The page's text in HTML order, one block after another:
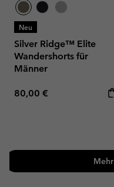
Neu
Silver Ridge™ Elite
Wandershorts für
Männer
Regular price:
80,00 €